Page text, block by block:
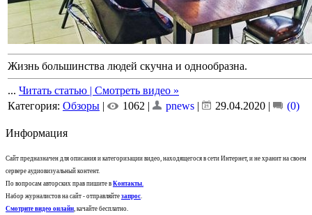
Жизнь большинства людей скучна и однообразна.
... Читать статью | Смотреть видео »
Категория: Обзоры | 1062 | pnews | 29.04.2020 | (0)
Информация
Сайт предназначен для описания и категоризации видео, находящегося в сети Интернет, и не хранит на своем
сервере аудиовизуальный контент.
По вопросам авторских прав пишите в Контакты.
Набор журналистов на сайт - отправляйте запрос.
Смотрите видео онлайн, качайте бесплатно.